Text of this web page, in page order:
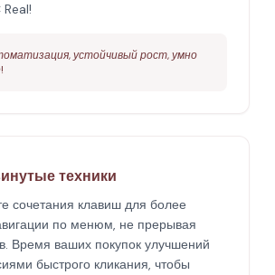
устойчивый рост, умно
техники
сочетания клавиш для более
по менюм, не прерывая
Время ваших покупок улучшений
быстрого кликания, чтобы